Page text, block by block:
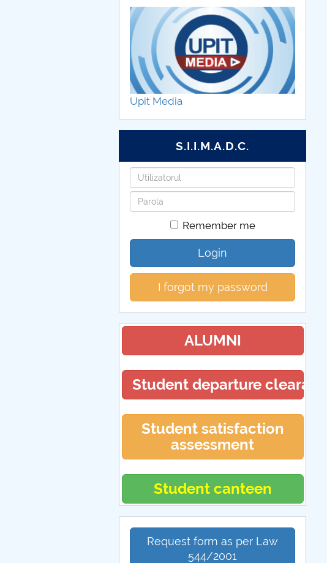
Upit Media
S.I.I.M.A.D.C.
Username
Password
Remember me
Login
I forgot my password
ALUMNI
Student departure
Student satisfaction
assessment
Student canteen
Request form as per Law
544/2001